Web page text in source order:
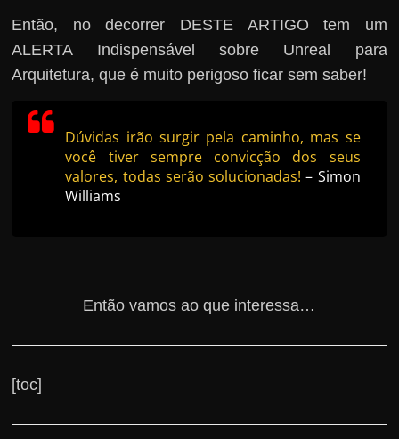
Então, no decorrer DESTE ARTIGO tem um
ALERTA Indispensável sobre Unreal para
Arquitetura, que é muito perigoso ficar sem saber!
Dúvidas irão surgir pela caminho, mas se
você tiver sempre convicção dos seus
valores, todas serão solucionadas! – Simon
Williams
Então vamos ao que interessa…
[toc]